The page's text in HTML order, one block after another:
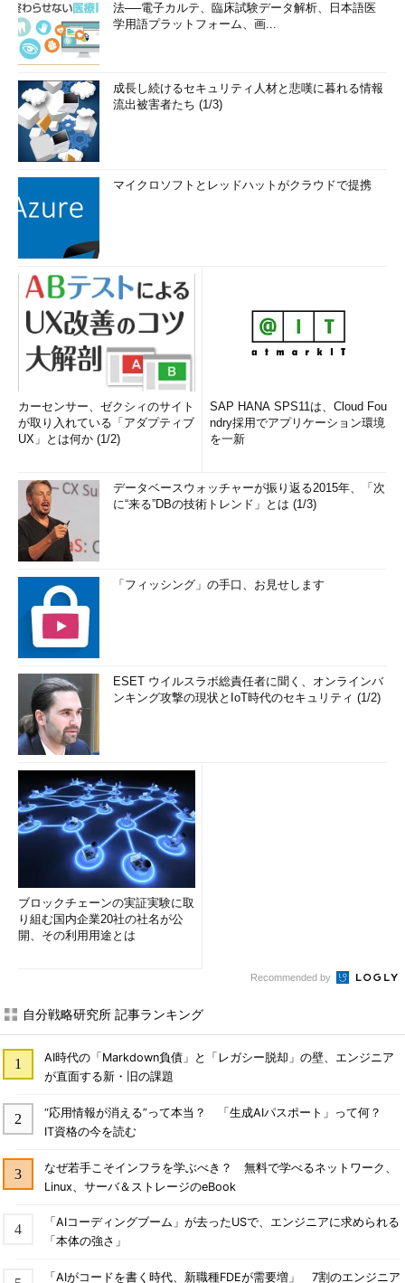
法──電子カルテ、臨床試験データ解析、日本語医
学用語プラットフォーム、画...
成長し続けるセキュリティ人材と悲嘆に暮れる情報
流出被害者たち (1/3)
マイクロソフトとレッドハットがクラウドで提携
カーセンサー、ゼクシィのサイト
が取り入れている「アダプティブ
UX」とは何か (1/2)
SAP HANA SPS11は、Cloud Fou
ndry採用でアプリケーション環境
を一新
データベースウォッチャーが振り返る2015年、「次
に“来る”DBの技術トレンド」とは (1/3)
「フィッシング」の手口、お見せします
ESET ウイルスラボ総責任者に聞く、オンラインバ
ンキング攻撃の現状とIoT時代のセキュリティ (1/2)
ブロックチェーンの実証実験に取
り組む国内企業20社の社名が公
開、その利用用途とは
Recommended by
自分戦略研究所 記事ランキング
AI時代の「Markdown負債」と「レガシー脱却」の壁、エンジニア
が直面する新・旧の課題
“応用情報が消える”って本当？ 「生成AIパスポート」って何？
IT資格の今を読む
なぜ若手こそインフラを学ぶべき？ 無料で学べるネットワーク、
Linux、サーバ＆ストレージのeBook
「AIコーディングブーム」が去ったUSで、エンジニアに求められる
「本体の強さ」
「AIがコードを書く時代、新職種FDEが需要増」 7割のエンジニア